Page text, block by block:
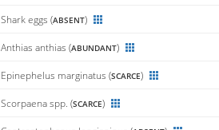
Shark eggs (ABSENT)
Anthias anthias (ABUNDANT)
Epinephelus marginatus (SCARCE)
Scorpaena spp. (SCARCE)